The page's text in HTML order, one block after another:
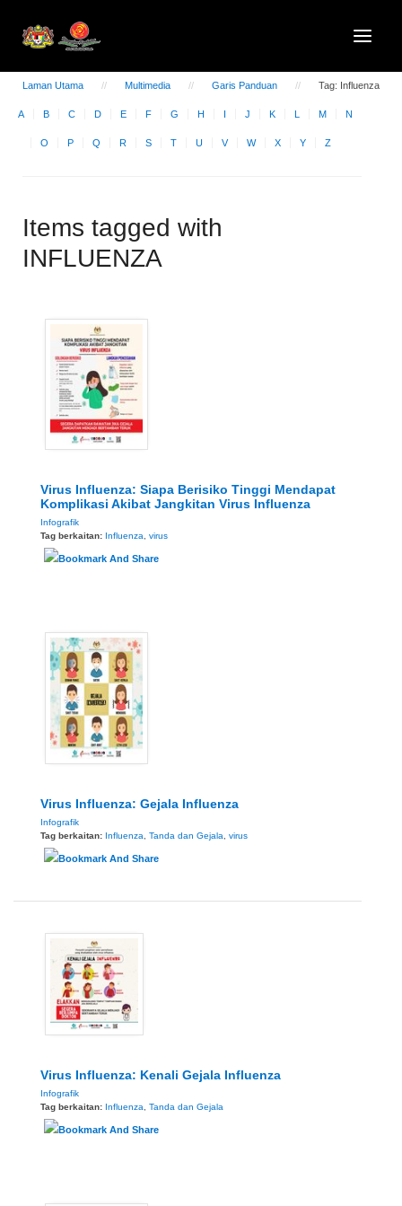
Laman Utama Multimedia Garis Panduan Tag: Influenza
A B C D E F G H I J K L M N
O P Q R S T U V W X Y Z
Items tagged with
INFLUENZA
Virus Influenza: Siapa Berisiko Tinggi Mendapat
Komplikasi Akibat Jangkitan Virus Influenza
Infografik
Tag berkaitan: Influenza, virus
Virus Influenza: Gejala Influenza
Infografik
Tag berkaitan: Influenza Tanda dan Gejala virus
Virus Influenza: Kenali Gejala Influenza
Infografik
Tag berkaitan: Influenza, Tanda dan Gejala